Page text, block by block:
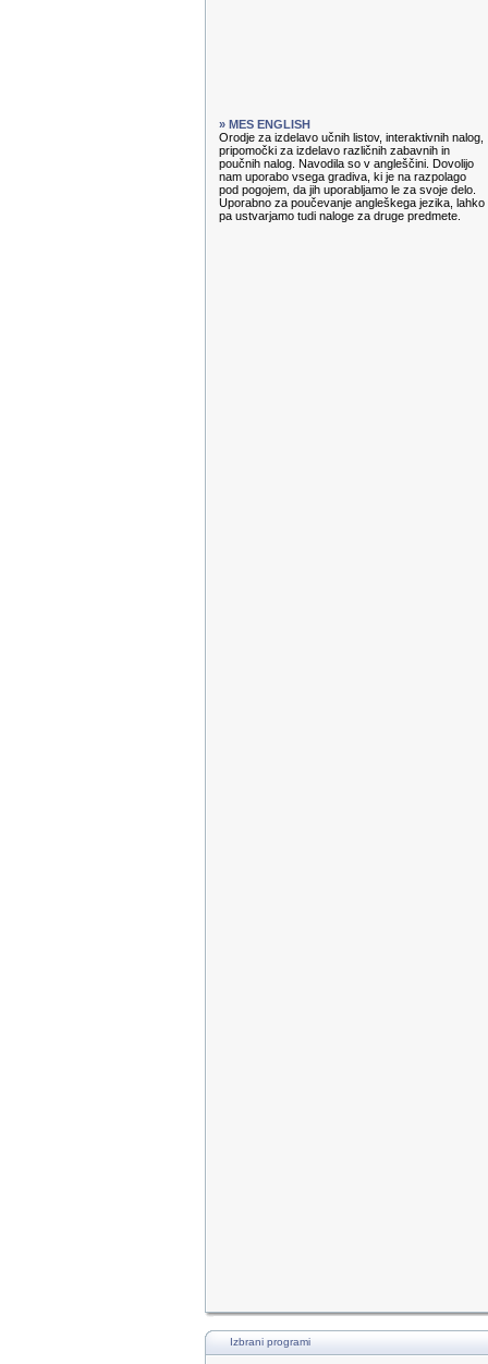
» MES ENGLISH
Orodje za izdelavo učnih listov, interaktivnih nalog,
pripomočki za izdelavo različnih zabavnih in
poučnih nalog. Navodila so v angleščini. Dovolijo
nam uporabo vsega gradiva, ki je na razpolago
pod pogojem, da jih uporabljamo le za svoje delo.
Uporabno za poučevanje angleškega jezika, lahko
pa ustvarjamo tudi naloge za druge predmete.
Izbrani programi